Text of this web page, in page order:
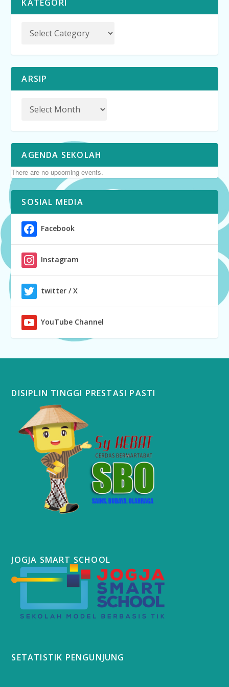
KATEGORI
ARSIP
AGENDA SEKOLAH
There are no upcoming events.
SOSIAL MEDIA
Facebook
Instagram
twitter / X
YouTube Channel
DISIPLIN TINGGI PRESTASI PASTI
JOGJA SMART SCHOOL
SETATISTIK PENGUNJUNG